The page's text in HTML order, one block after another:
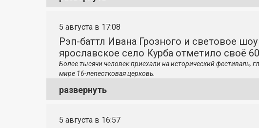
5 августа в 17:08
Рэп-баттл Ивана Грозного и световое
ярославское село Курба отметило своё
Более тысячи человек приехали на исторический фестиваль,
мире 16-лепестковая церковь.
развернуть
5 августа в 16:57